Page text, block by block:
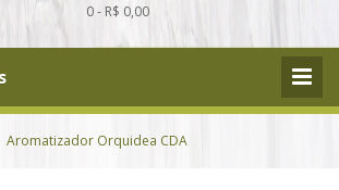
0 - R$ 0,00
Aromatizador Orquidea CDA